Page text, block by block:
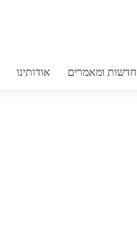
חדשות ומאמרים אודותינו